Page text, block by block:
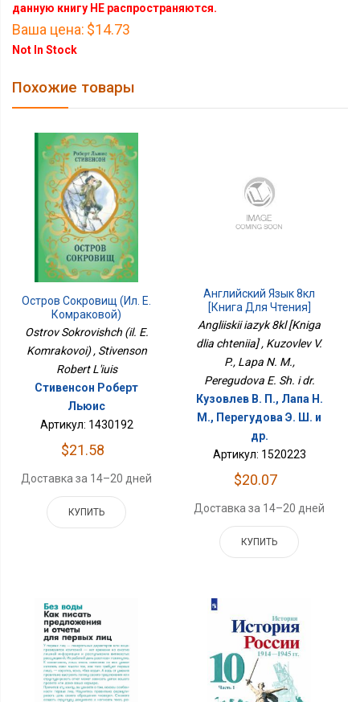
данную книгу НЕ распространяются.
Ваша цена: $14.73
Not In Stock
Похожие товары
Остров Сокровищ (ил. Е.
Комраковой)
Ostrov Sokrovishch (il. E.
Komrakovoi) , Stivenson
Robert L'iuis
Стивенсон Роберт
Льюис
Артикул: 1430192
$21.58
Доставка за 14–20 дней
КУПИТЬ
Английский Язык 8кл
[Книга Для Чтения]
Angliiskii iazyk 8kl [Kniga
dlia chteniia] , Kuzovlev V.
P., Lapa N. M.,
Peregudova E. Sh. i dr.
Кузовлев В. П., Лапа Н.
М., Перегудова Э. Ш. и
др.
Артикул: 1520223
$20.07
Доставка за 14–20 дней
КУПИТЬ